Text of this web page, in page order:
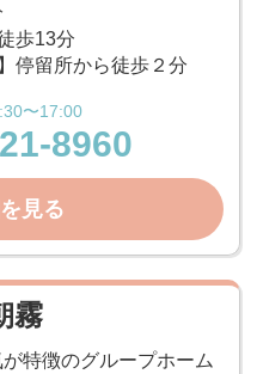
歩13分
停留所から徒歩２分
〜17:00
8960
見る
霧
特徴のグループホーム